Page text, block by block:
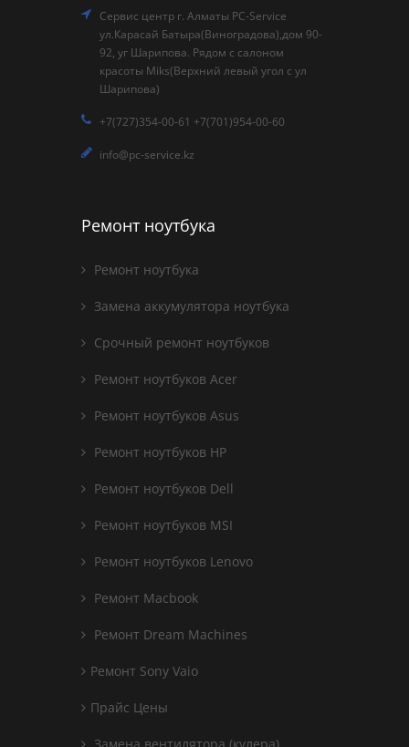
Сервис центр г. Алматы PC-Service
ул.Карасай Батыра(Виноградова),дом 90-
92, уг Шарипова. Рядом с салоном
красоты Miks(Верхний левый угол с ул
Шарипова)
+7(727)354-00-61 +7(701)954-00-60
info@pc-service.kz
Ремонт ноутбука
Ремонт ноутбука
Замена аккумулятора ноутбука
Срочный ремонт ноутбуков
Ремонт ноутбуков Acer
Ремонт ноутбуков Asus
Ремонт ноутбуков HP
Ремонт ноутбуков Dell
Ремонт ноутбуков MSI
Ремонт ноутбуков Lenovo
Ремонт Macbook
Ремонт Dream Machines
Ремонт Sony Vaio
Прайс Цены